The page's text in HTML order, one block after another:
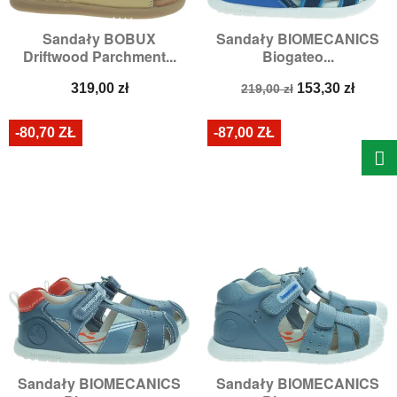
Sandały BOBUX
Driftwood Parchment...
Cena
319,00 zł
Sandały BIOMECANICS
Biogateo...
Cena
219,00 zł Cena
153,30 zł
Sandały BIOMECANICS
-80,70 ZŁ
Sandały BIOMECANICS
-87,00 ZŁ